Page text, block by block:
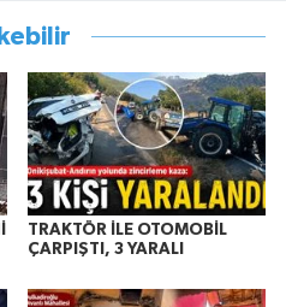
TRAKTÖR İLE OTOMOBİL
ÇARPIŞTI, 3 YARALI